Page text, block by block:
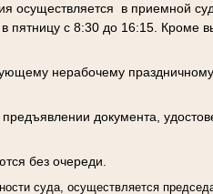
осуществляется в приемной
пятницу с 8:30 до 16:15. Кроме
нерабочему
документа,
без очереди.
суда, осуществляется